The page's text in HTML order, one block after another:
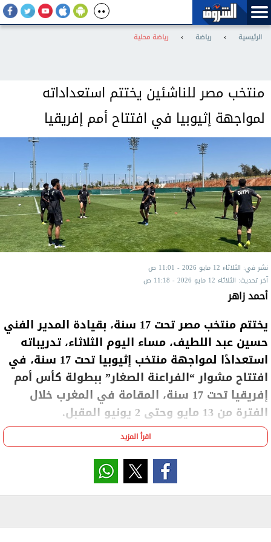
الرئيسية › رياضة › رياضة محلية
منتخب مصر للناشئين يختتم استعداداته
لمواجهة إثيوبيا في افتتاح أمم إفريقيا
نشر في: الثلاثاء 12 مايو 2026 - 11:01 ص
آخر تحديث: الثلاثاء 12 مايو 2026 - 11:18 ص
أحمد زاهر
يختتم منتخب مصر تحت 17 سنة، بقيادة المدير الفني
حسين عبد اللطيف، مساء اليوم الثلاثاء، تدريباته
استعدادًا لمواجهة منتخب إثيوبيا تحت 17 سنة، في
افتتاح مشوار “الفراعنة الصغار” ببطولة كأس أمم
إفريقيا تحت 17 سنة، المقامة في المغرب خلال
الفترة من 13 مايو وحتى 2 يونيو المقبل.
ومن المقرر أن يلتقي منتخب مصر مع نظيره الإثيوبي
مساء غد الأربعاء، ضمن منافسات الجولة الأولى
للمجموعة الأولى، في مواجهة يسعى خلالها المنتخب
الوطني لتحقيق بداية قوية وحصد أول ثلاث نقاط في
اقرأ المزيد